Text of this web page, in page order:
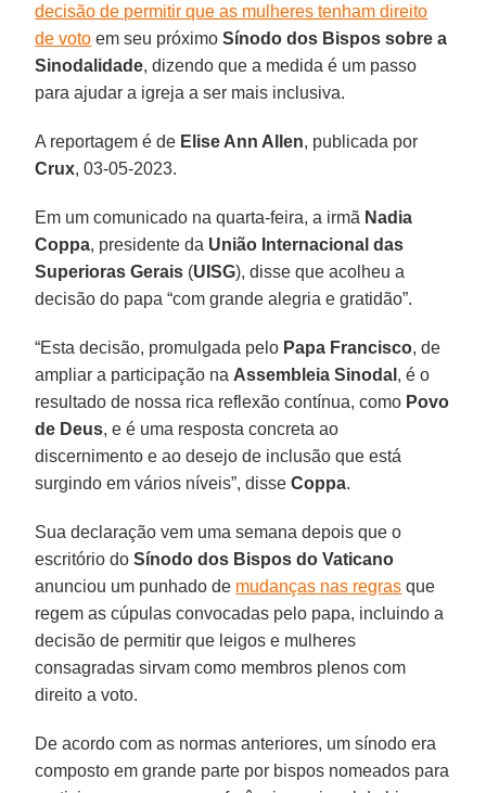
decisão de permitir que as mulheres tenham direito
de voto em seu próximoSínodo dos Bispos sobre a
Sinodalidade, dizendo que a medida é um passo
para ajudar a igreja a ser mais inclusiva.
A reportagem é de Elise Ann Allen, publicada por
Crux, 03-05-2023.
Em um comunicado na quarta-feira, a irmã Nadia
Coppa, presidente da União Internacional das
Superioras Gerais (UISG), disse que acolheu a
decisão do papa “com grande alegria e gratidão”.
“Esta decisão, promulgada pelo Papa Francisco, de
ampliar a participação na Assembleia Sinodal , é o
resultado de nossa rica reflexão contínua, como Povo
de Deus, e é uma resposta concreta ao
discernimento e ao desejo de inclusão que está
surgindo em vários níveis”, disseCoppa.
Sua declaração vem uma semana depois que o
escritório doSínodo dos Bispos do Vaticano
anunciou um punhado de mudanças nas regras que
regem as cúpulas convocadas pelo papa, incluindo a
decisão de permitir que leigos e mulheres
consagradas sirvam como membros plenos com
direito a voto.
De acordo com as normas anteriores, um sínodo era
composto em grande parte por bispos nomeados para